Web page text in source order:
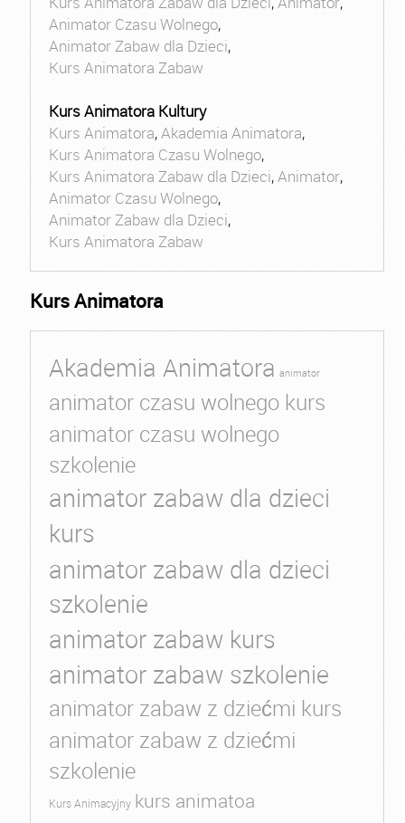
Animator Czasu Wolnego,
Animator Zabaw dla Dzieci,
Kurs Animatora Zabaw
Kurs Animatora Kultury
Kurs Animatora,Akademia Animatora,
Kurs Animatora Czasu Wolnego,
Kurs Animatora Zabaw dla Dzieci,Animator,
Animator Czasu Wolnego,
Animator Zabaw dla Dzieci,
Kurs Animatora Zabaw
Kurs Animatora
Akademia Animatora animator
animator czasu wolnego kurs
animator czasu wolnego
szkolenie
animator zabaw dla dzieci
kurs
animator zabaw dla dzieci
szkolenie
animator zabaw kurs
animator zabaw szkolenie
animator zabaw z dziećmi kurs
animator zabaw z dziećmi
szkolenie
Kurs Animacyjny kurs animatoa